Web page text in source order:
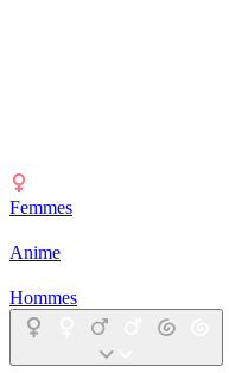
Femmes
Anime
Hommes